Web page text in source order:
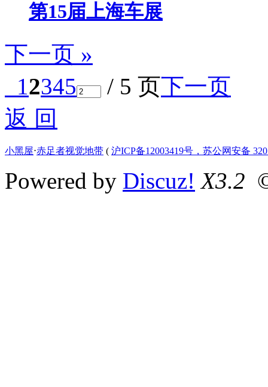
第15届上海车展
下一页 »
12345 / 5 页下一页
返 回
小黑屋⋅赤足者视觉地带 ( 沪ICP备12003419号，苏公网安备
Powered by Discuz! X3.2